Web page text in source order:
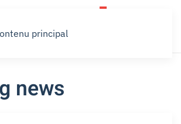
principal
news